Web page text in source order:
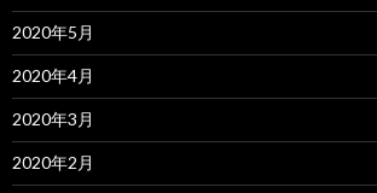
2020年5月
2020年4月
2020年3月
2020年2月